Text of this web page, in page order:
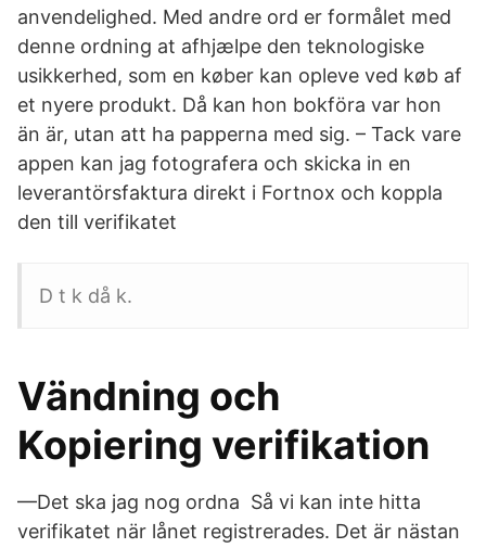
anvendelighed. Med andre ord er formålet med
denne ordning at afhjælpe den teknologiske
usikkerhed, som en køber kan opleve ved køb af
et nyere produkt. Då kan hon bokföra var hon
än är, utan att ha papperna med sig. – Tack vare
appen kan jag fotografera och skicka in en
leverantörsfaktura direkt i Fortnox och koppla
den till verifikatet
D t k då k.
Vändning och
Kopiering verifikation
—Det ska jag nog ordna Så vi kan inte hitta
verifikatet när lånet registrerades. Det är nästan